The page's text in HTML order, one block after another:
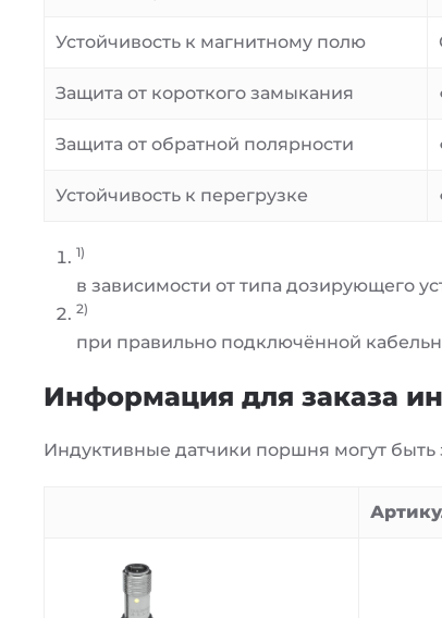
Устойчивость к магнитному полю
Защита от короткого замыкания
Защита от обратной полярности
Устойчивость к перегрузке
1)
в зависимости от типа дозирующего
2)
при правильно подключённой
Информация для заказа
Индуктивные датчики поршня могут быть